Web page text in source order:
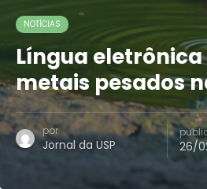
NOTÍCIAS
Língua
metais pesados
por
Jornal da USP 26/